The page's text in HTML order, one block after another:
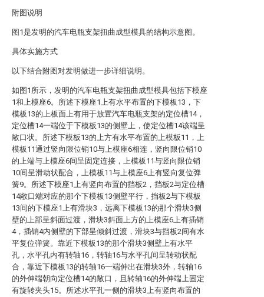
附图说明
图1是发明的汽车电瓶支架扭曲成型模具的结构示意图。
具体实施方式
以下结合附图对发明做进一步详细说明。
如图1所示，发明的汽车电瓶支架扭曲成型模具包括下模座
1和上模座6。所述下模座1上有水平布置的下模板13，下
模板13的上板面上有用于放置汽车电瓶支架的定位槽14，
定位槽14一端位于下模板13的侧壁上，使定位槽14该端呈
敞口状。所述下模板13的上方有水平布置的上模板11，上
模板11通过竖向限位销10与上模座6相连，竖向限位销10
的上端与上模座6间呈固定连接，上模板11与竖向限位销
10间呈滑动状配合，上模板11与上模座6上有竖向复位弹
簧9。所述下模座1上有竖向布置的挡板2，挡板2与定位槽
14敞口端对应的那个下模板13侧壁平行，挡板2与下模板
13间的下模座1上有滑块3，远离下模板13的那个滑块3侧
壁的上部呈斜面过渡，滑块3斜面上方的上模座6上有插销
4，插销4内侧壁的下部呈倾斜过渡，滑块3与挡板2间有水
平复位弹簧。靠近下模板13的那个滑块3侧壁上有水平
孔，水平孔内有转轴16，转轴16与水平孔间呈转动状配
合，靠近下模板13的转轴16一端伸出在滑块3外，转轴16
的外伸端朝向定位槽14的敞口，且转轴16的外伸端上固定
有旋转夹头15。所述水平孔一侧的滑块3上有竖向布置的